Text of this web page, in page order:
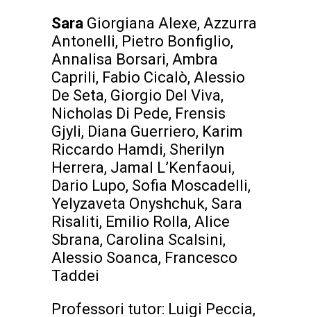
Sara Giorgiana Alexe, Azzurra
Antonelli, Pietro Bonfiglio,
Annalisa Borsari, Ambra
Caprili, Fabio Cicalò, Alessio
De Seta, Giorgio Del Viva,
Nicholas Di Pede, Frensis
Gjyli, Diana Guerriero, Karim
Riccardo Hamdi, Sherilyn
Herrera, Jamal L’Kenfaoui,
Dario Lupo, Sofia Moscadelli,
Yelyzaveta Onyshchuk, Sara
Risaliti, Emilio Rolla, Alice
Sbrana, Carolina Scalsini,
Alessio Soanca, Francesco
Taddei
Professori tutor: Luigi Peccia,